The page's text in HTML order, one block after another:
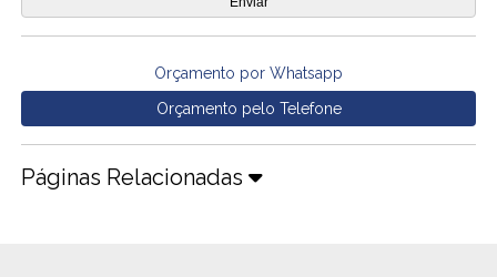
Orçamento por Whatsapp
Orçamento pelo Telefone
Páginas Relacionadas